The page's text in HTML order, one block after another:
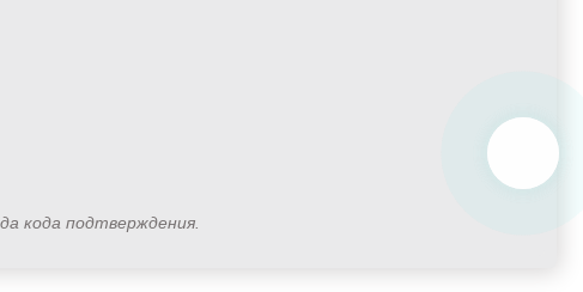
кода подтверждения.